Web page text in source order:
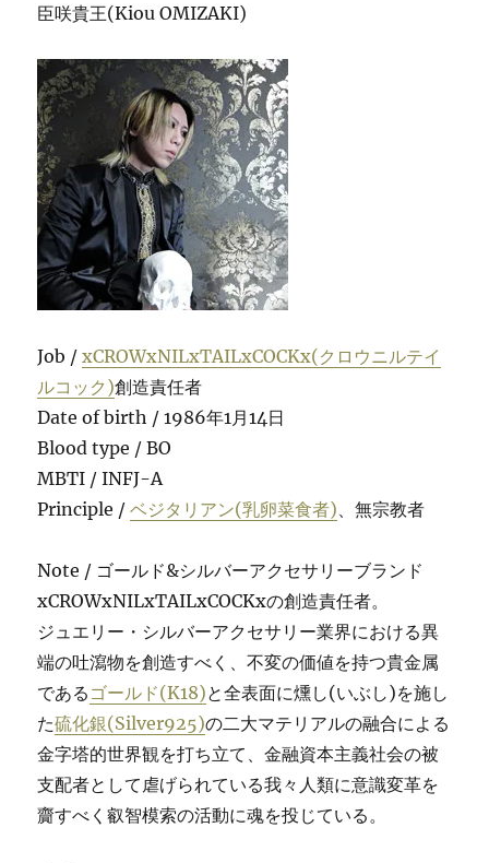
臣咲貴王(Kiou OMIZAKI)
Job /xCROWxNILxTAILxCOCKx(クロウニルテイ
ルコック)創造責任者
Date of birth / 1986年1月14日
Blood type / BO
MBTI / INFJ-A
Principle /ベジタリアン(乳卵菜食者) 、無宗教者
Note / ゴールド&シルバーアクセサリーブランド
xCROWxNILxTAILxCOCKxの創造責任者。
ジュエリー・シルバーアクセサリー業界における異
端の吐瀉物を創造すべく、不変の価値を持つ貴金属
である ゴールド(K18)と全表面に燻し(いぶし)を施し
た硫化銀(Silver925)の二大マテリアルの融合による
金字塔的世界観を打ち立て、金融資本主義社会の被
支配者として虐げられている我々人類に意識変革を
齎すべく叡智模索の活動に魂を投じている。